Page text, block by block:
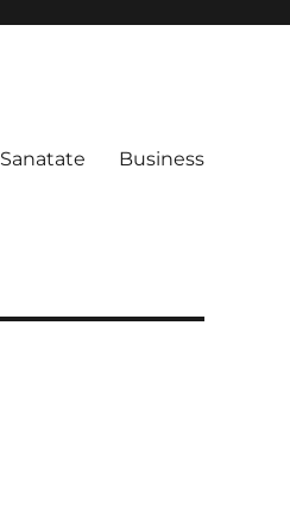
Sanatate Business